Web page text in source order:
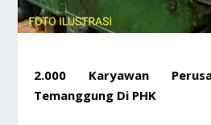
​2.000 Karyawan
Temanggung Di PHK